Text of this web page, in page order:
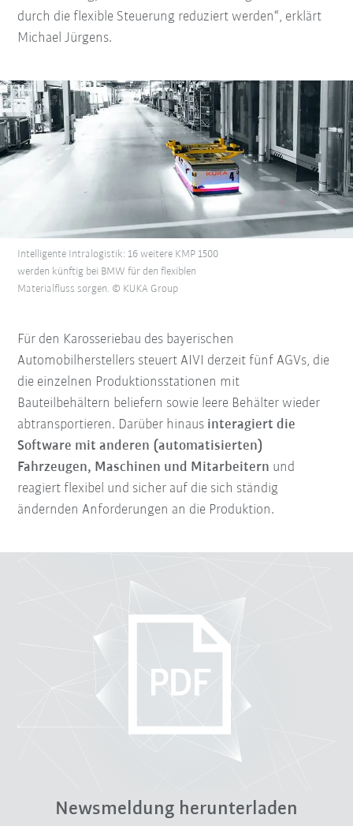
durch die flexible Steuerung reduziert werden“, erklärt
Michael Jürgens.
Intelligente Intralogistik: 16 weitere KMP 1500
werden künftig bei BMW für den flexiblen
Materialfluss sorgen. © KUKA Group
Für den Karosseriebau des bayerischen
Automobilherstellers steuert AIVI derzeit fünf AGVs, die
die einzelnen Produktionsstationen mit
Bauteilbehältern beliefern sowie leere Behälter wieder
abtransportieren. Darüber hinaus interagiert die
Software mit anderen (automatisierten)
Fahrzeugen, Maschinen und Mitarbeitern und
reagiert flexibel und sicher auf die sich ständig
ändernden Anforderungen an die Produktion.
Newsmeldung herunterladen